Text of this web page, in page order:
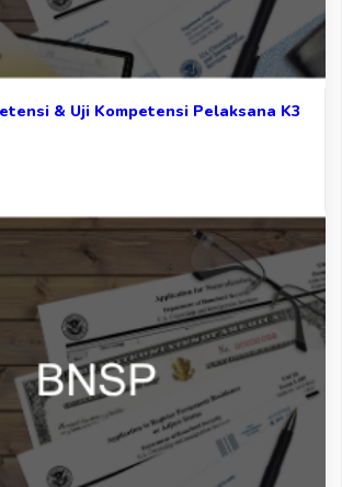
& Uji Kompetensi Pelaksana K3